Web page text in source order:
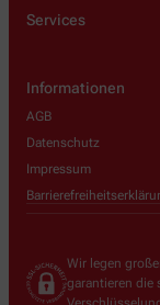
Services
Informationen
AGB
Datenschutz
Impressum
Wir legen
garantieren die